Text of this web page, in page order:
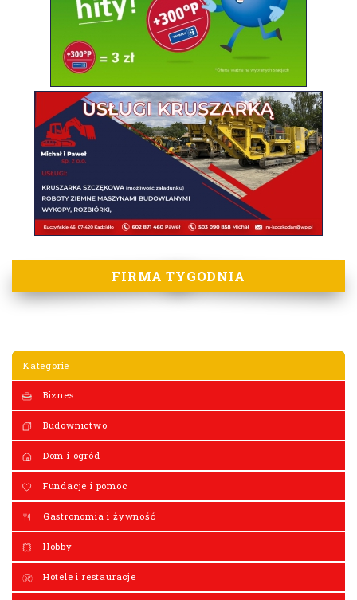
FIRMA TYGODNIA
Kategorie
Biznes
Budownictwo
Dom i ogród
Fundacje i pomoc
Gastronomia i żywność
Hobby
Hotele i restauracje